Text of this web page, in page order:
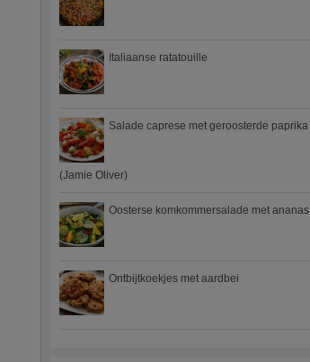
Italiaanse ratatouille
Salade caprese met geroosterde paprika
(Jamie Oliver)
Oosterse komkommersalade met ananas
Ontbijtkoekjes met aardbei